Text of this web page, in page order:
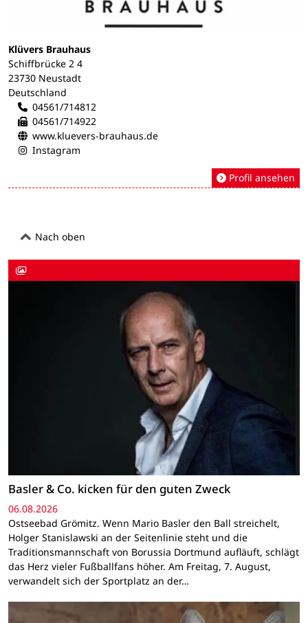
Klüvers Brauhaus
Schiffbrücke 2 4
23730 Neustadt
Deutschland
04561/714812
04561/714922
www.kluevers-brauhaus.de
Instagram
Profil ansehen
Nach oben
Basler & Co. kicken für den guten Zweck
06.08.2026
Ostseebad Grömitz. Wenn Mario Basler den Ball streichelt,
Holger Stanislawski an der Seitenlinie steht und die
Traditionsmannschaft von Borussia Dortmund aufläuft, schlägt
das Herz vieler Fußballfans höher. Am Freitag, 7. August,
verwandelt sich der Sportplatz an der…